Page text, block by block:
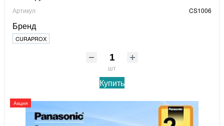
Артикул CS1006
Бренд
CURAPROX
шт
Купить
Акция